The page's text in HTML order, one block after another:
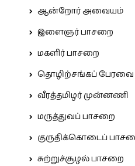
ஆன்றோர் அவையம்
இளைஞர் பாசறை
மகளிர் பாசறை
தொழிற்சங்கப் பேரவை
வீரத்தமிழர் முன்னணி
மருத்துவப் பாசறை
குருதிக்கொடைப்
சுற்றுச்சூழல் பாசறை